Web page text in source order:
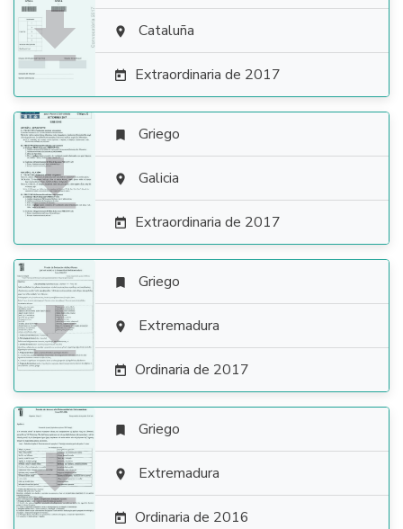
  Cataluña
 Extraordinaria de 2017

 Griego
 Galicia
 Extraordinaria de 2017

 Griego
 Extremadura
 Ordinaria de 2017

 Griego
 Extremadura
 Ordinaria de 2016